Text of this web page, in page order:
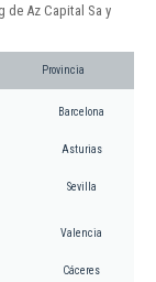
de Az Capital Sa y
Provincia
Barcelona
Asturias
Sevilla
Valencia
Cáceres